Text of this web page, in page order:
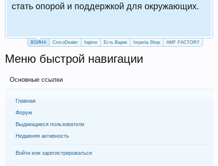
стать опорой и поддержкой для окружающих.
ВОЙНА CrocoDealer hajime Есть Варик Imperia Shop AMF FACTORY
Меню быстрой навигации
Основные ссылки
Главная
Форум
Выдающиеся пользователи
Недавняя активность
Войти или зарегистрироваться